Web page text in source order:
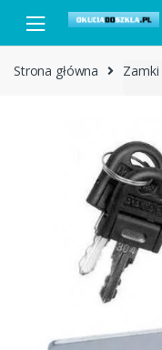
Skip to navigation
Skip to content
Strona główna Zamki